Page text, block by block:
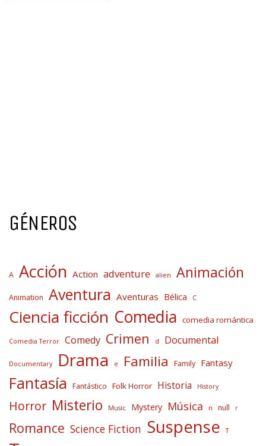
GÉNEROS
A Acción Action adventure alien Animación
Animation Aventura Aventuras Bélica C
Ciencia ficción Comedia comedia romántica
Comedia Terror Comedy Crimen d Documental
Documentary Drama e Familia Family Fantasy
Fantasía Fantástico Folk Horror Historia History
Horror Misterio Music Mystery Música n null r
Romance Science Fiction Suspense T